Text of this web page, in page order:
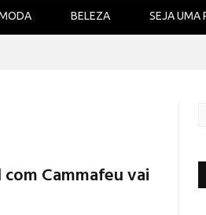
BELEZA SEJA UMA
Cammafeu vai